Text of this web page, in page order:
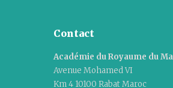
Contact
Académie du Royaume du
Avenue Mohamed VI
Km 4 10100 Rabat Maroc